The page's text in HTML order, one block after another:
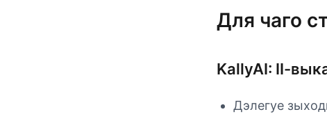
Для чаго
KallyAI: ІІ-
Дэлегуе